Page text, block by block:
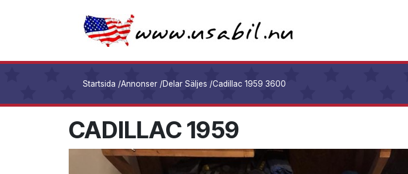
Startsida /Annonser /Delar Säljes /Cadillac 1959 3600
CADILLAC 1959